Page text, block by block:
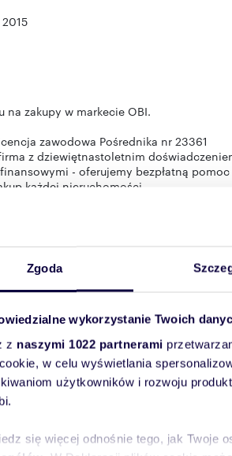
Zgoda
wykorzystanie Twoich
z naszymi 1022 partnerami
w celu wyświetlania
użytkowników i rozwoju
się więcej odnośnie tego, jak Twoje
2015
na zakupy w markecie OBI.
zawodowa Pośrednika nr 23361
z dziewiętnastoletnim
- oferujemy bezpłatną
każdej nieruchomości.
etapie transakcji - prezentacje,
dokumentów, przekazanie
formalności związanych z
ubezpieczenie OC, gwarantujemy
stanowi oferty handlowej w rozumieniu
na sprzedaż
36 m2